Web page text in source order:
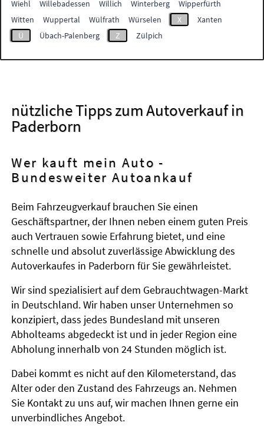
Wiehl Willebadessen Willich Winterberg
Wipperfürth
Witten
Wuppertal Wülfrath Würselen X
Xanten
Ü
Übach-Palenberg Z Zülpich
nützliche Tipps zum Autoverkauf in
Paderborn
Wer kauft mein Auto -
Bundesweiter Autoankauf
Beim Fahrzeugverkauf brauchen Sie einen
Geschäftspartner, der Ihnen neben einem guten Preis
auch Vertrauen sowie Erfahrung bietet, und eine
schnelle und absolut zuverlässige Abwicklung des
Autoverkaufes in Paderborn für Sie gewährleistet.
Wir sind spezialisiert auf dem Gebrauchtwagen-Markt
in Deutschland. Wir haben unser Unternehmen so
konzipiert, dass jedes Bundesland mit unseren
Abholteams abgedeckt ist und in jeder Region eine
Abholung innerhalb von 24 Stunden möglich ist.
Dabei kommt es nicht auf den Kilometerstand, das
Alter oder den Zustand des Fahrzeugs an. Nehmen
Sie Kontakt zu uns auf, wir machen Ihnen gerne ein
unverbindliches Angebot.